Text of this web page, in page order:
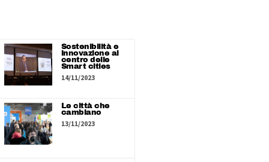
Sostenibilità e
innovazione al
centro delle
Smart cities
14/11/2023
Le città che
cambiano
13/11/2023